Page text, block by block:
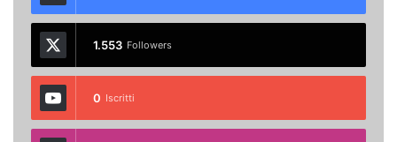
1.553 Followers
0 Iscritti